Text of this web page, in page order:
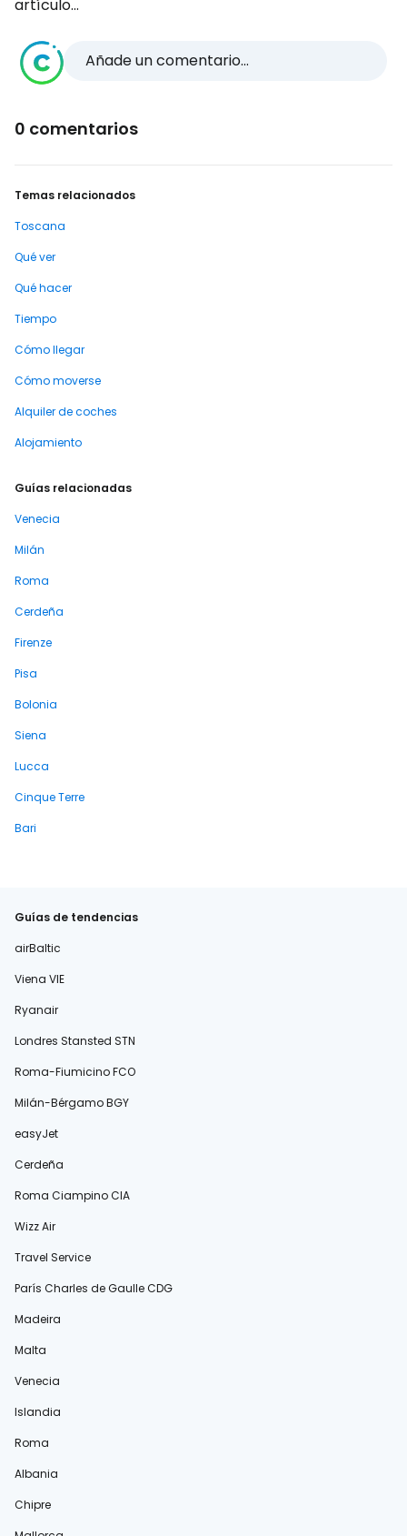
artículo...
Añade un comentario...
0 comentarios
Temas relacionados
Toscana
Qué ver
Qué hacer
Tiempo
Cómo llegar
Cómo moverse
Alquiler de coches
Alojamiento
Guías relacionadas
Venecia
Milán
Roma
Cerdeña
Firenze
Pisa
Bolonia
Siena
Lucca
Cinque Terre
Bari
Guías de tendencias
airBaltic
Viena VIE
Ryanair
Londres Stansted STN
Roma-Fiumicino FCO
Milán-Bérgamo BGY
easyJet
Cerdeña
Roma Ciampino CIA
Wizz Air
Travel Service
París Charles de Gaulle CDG
Madeira
Malta
Venecia
Islandia
Roma
Albania
Chipre